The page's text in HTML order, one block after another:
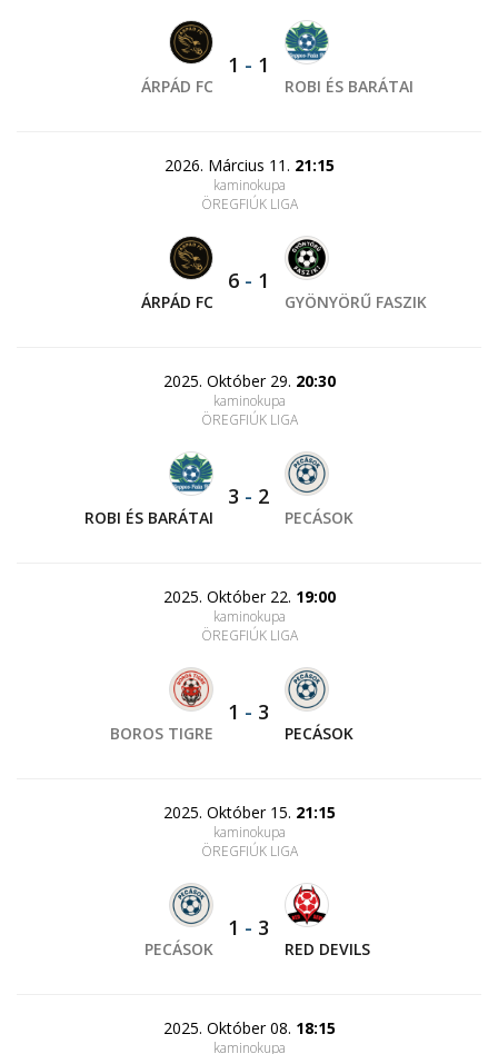
ÁRPÁD FC
1 - 1
ROBI ÉS BARÁTAI
2026. Március 11. 21:15
kaminokupa
ÖREGFIÚK LIGA
ÁRPÁD FC
6 - 1
GYÖNYÖRŰ FASZIK
2025. Október 29. 20:30
kaminokupa
ÖREGFIÚK LIGA
ROBI ÉS BARÁTAI
3 - 2
PECÁSOK
2025. Október 22. 19:00
kaminokupa
ÖREGFIÚK LIGA
BOROS TIGRE
1 - 3
PECÁSOK
2025. Október 15. 21:15
kaminokupa
ÖREGFIÚK LIGA
PECÁSOK
1 - 3
RED DEVILS
2025. Október 08. 18:15
kaminokupa